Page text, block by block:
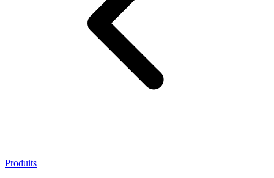
Produits